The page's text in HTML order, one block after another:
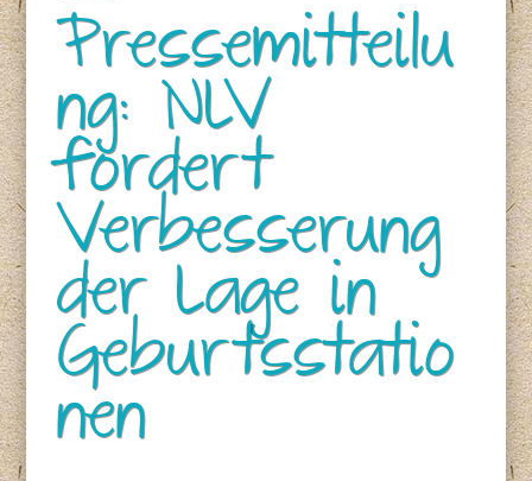
Pressemitteilu
ng: NLV
fordert
Verbesserung
der Lage in
Geburtsstatio
nen